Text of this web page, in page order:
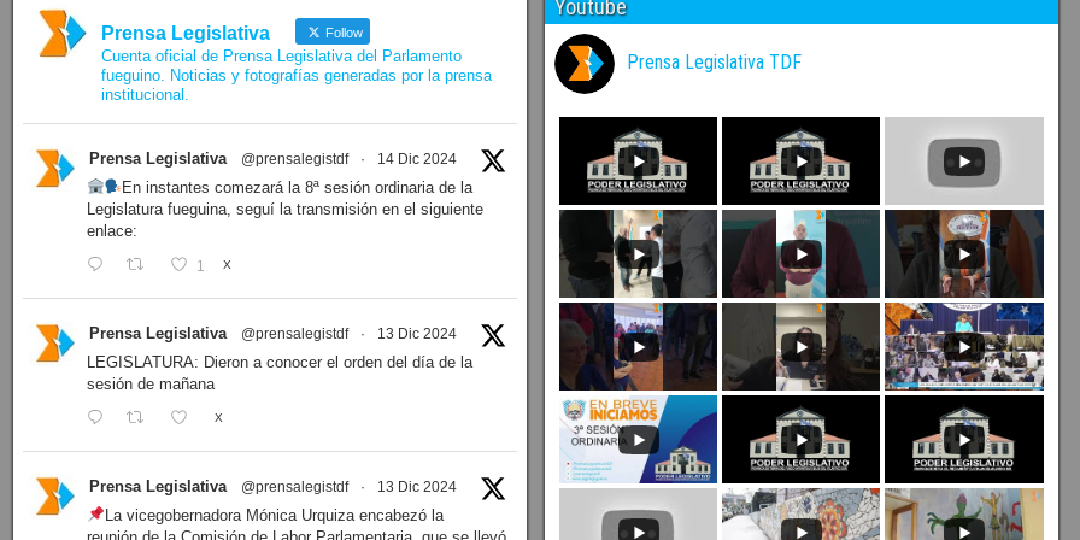
Prensa Legislativa Follow
Cuenta oficial de Prensa Legislativa del Parlamento
fueguino. Noticias y fotografías generadas por la prensa
institucional.
Prensa Legislativa @prensalegistdf · 14 Dic 2024
En instantes comezará la 8ª sesión ordinaria de la
Legislatura fueguina, seguí la transmisión en el siguiente
enlace:
1 X
Prensa Legislativa @prensalegistdf · 13 Dic 2024
LEGISLATURA: Dieron a conocer el orden del día de la
sesión de mañana
X
Prensa Legislativa @prensalegistdf · 13 Dic 2024
La vicegobernadora Mónica Urquiza encabezó la
Youtube
Prensa Legislativa TDF